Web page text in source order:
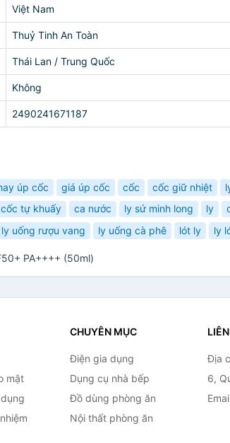
Việt Nam
Thuỷ Tinh An Toàn
Thái Lan / Trung Quốc
Không
2490241671187
úp cốc giá úp cốc cốc cốc giữ nhiệt
cốc tự khuấy ca nước ly sứ minh long ly
ly uống rượu vang ly uống cà phê lót ly ly
PA++++ (50ml)
mật
CHUYÊN MỤC
Điện gia dụng
Dụng cụ nhà bếp
Đồ dùng phòng ăn
Nội thất phòng ăn
Địa
6,